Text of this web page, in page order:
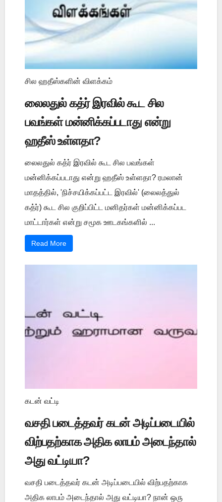
சில ஹதீஸ்களின் விளக்கம்
லைலதுல் கத்ர் இரவில் கூட சில
பவங்கள் மன்னிக்கப்படாது என்று
ஹதீஸ் உள்ளதா?
லைலதுல் கத்ர் இரவில் கூட சில பவங்கள்
மன்னிக்கப்படாது என்று ஹதீஸ் உள்ளதா? ரமலான்
மாதத்தில், 'நிச்சயிக்கப்பட்ட இரவில்' (லைலத்துல்
கத்ர்) கூட சில குறிப்பிட்ட மனிதர்கள் மன்னிக்கப்பட
மாட்டார்கள் என்று சமூக ஊடகங்களில் ...
Read More
கடன் வட்டி
வசதி படைத்தவர் கடன் அடிப்படையில்
விற்பதற்காக அதிக லாபம் அடைந்தால்
அது வட்டியா?
வசதி படைத்தவர் கடன் அடிப்படையில் விற்பதற்காக
அதிக லாபம் அடைந்தால் அது வட்டியா? நான் ஒரு